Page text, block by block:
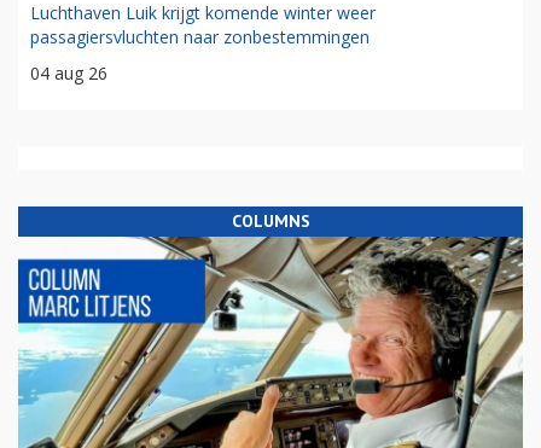
Luchthaven Luik krijgt komende winter weer
passagiersvluchten naar zonbestemmingen
04 aug 26
COLUMNS